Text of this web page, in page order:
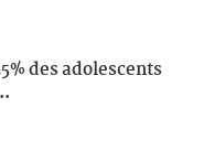
des adolescents